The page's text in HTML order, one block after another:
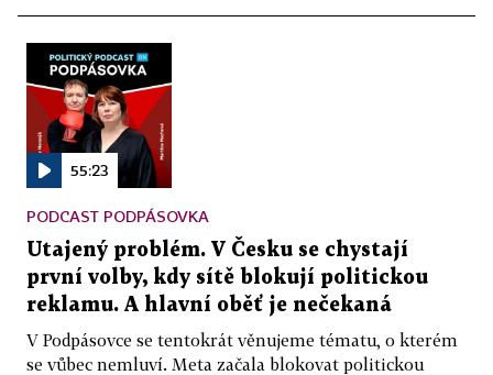
55:23
PODCAST PODPÁSOVKA
Utajený problém. V Česku se chystají
první volby, kdy sítě blokují politickou
reklamu. A hlavní oběť je nečekaná
V Podpásovce se tentokrát věnujeme tématu, o kterém
se vůbec nemluví. Meta začala blokovat politickou